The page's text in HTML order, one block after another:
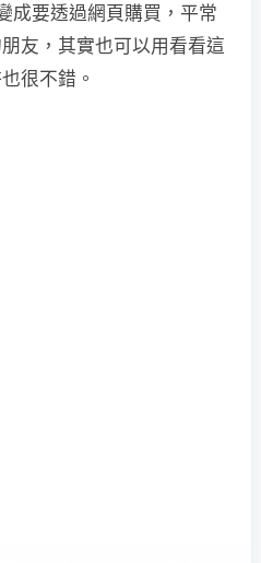
成要透過網頁購買，平常
友，其實也可以用看看這
很不錯。